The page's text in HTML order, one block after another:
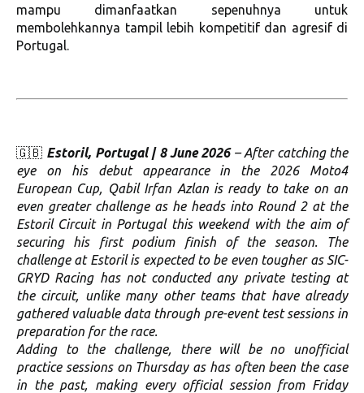
mampu dimanfaatkan sepenuhnya untuk
membolehkannya tampil lebih kompetitif dan agresif di
Portugal.
🇬🇧 Estoril, Portugal | 8 June 2026– After catching the
eye on his debut appearance in the 2026 Moto4
European Cup, Qabil Irfan Azlan is ready to take on an
even greater challenge as he heads into Round 2 at the
Estoril Circuit in Portugal this weekend with the aim of
securing his first podium finish of the season. The
challenge at Estoril is expected to be even tougher as SIC-
GRYD Racing has not conducted any private testing at
the circuit, unlike many other teams that have already
gathered valuable data through pre-event test sessions in
preparation for the race.
Adding to the challenge, there will be no unofficial
practice sessions on Thursday as has often been the case
in the past, making every official session from Friday